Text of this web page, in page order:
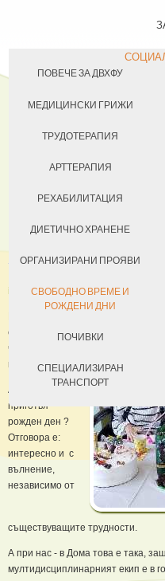
ПОВЕЧЕ ЗА ДВХФУ
НАШИЯТ ЕКИП
УЧАСТИЕ В ПРОЕКТИ
ДОБРОВОЛЦИ
ЗА КЮСТЕНДИЛ
НАСТАНЯВАНЕ
УСЛОВИЯ ЗА ПРЕБИВАВАНЕ
ТАКСИ ЗА ПРЕБИВАВАНЕ
МЕДИЦИНСКИ ГРИЖИ
ТРУДОТЕРАПИЯ
АРТТЕРАПИЯ
РЕХАБИЛИТАЦИЯ
ДИЕТИЧНО ХРАНЕНЕ
ОРГАНИЗИРАНИ ПРОЯВИ
СВОБОДНО ВРЕМЕ И
РОЖДЕНИ ДНИ
ПОЧИВКИ
СПЕЦИАЛИЗИРАН
ТРАНСПОРТ
ЧАКАМЕ
in Грижи за свободно време
е ден, който
чакаме цяла
година!
А как се
приготвя
рожден ден ?
Отговора е:
интересно и с
вълнение,
независимо от
съществуващите трудности.
А при нас - в Дома това е така,
мултидисциплинарният екип е в